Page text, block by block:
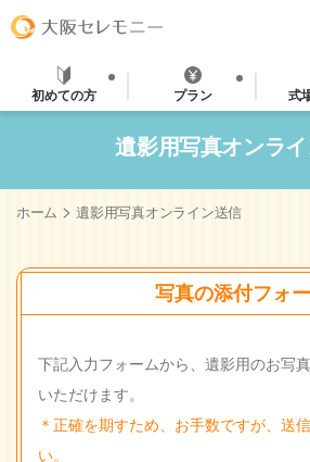
初めての方 プラン 式
遺影用写真オンラ
ホーム >遺影用写真オンライン送信
写真の添付フォ
下記入力フォームから、遺影用のお写
いただけます。
＊正確を期すため、お手数ですが、送
い。